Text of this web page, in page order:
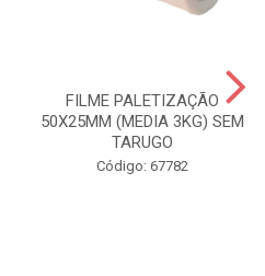
FILME PALETIZAÇÃO
50X25MM (MEDIA 3KG) SEM
TARUGO
Código: 67782